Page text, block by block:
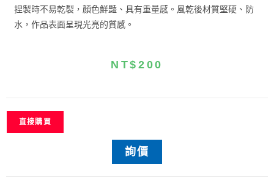
捏製時不易乾裂，顏色鮮豔、具有重量感。風乾後材質堅硬、防
水，作品表面呈現光亮的質感。
NT$ 200
直接購買
詢價